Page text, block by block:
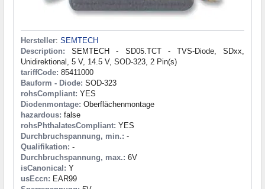
Hersteller: SEMTECH
Description: SEMTECH - SD05.TCT - TVS-Diode, SDxx,
Unidirektional, 5 V, 14.5 V, SOD-323, 2 Pin(s)
tariffCode: 85411000
Bauform - Diode: SOD-323
rohsCompliant: YES
Diodenmontage: Oberflächenmontage
hazardous: false
rohsPhthalatesCompliant: YES
Durchbruchspannung, min.: -
Qualifikation: -
Durchbruchspannung, max.: 6V
isCanonical: Y
usEccn: EAR99